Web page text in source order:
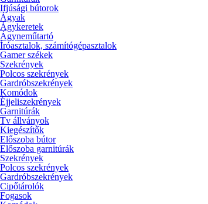
Ifjúsági bútorok
Ágyak
Ágykeretek
Ágyneműtartó
Íróasztalok, számítógépasztalok
Gamer székek
Szekrények
Polcos szekrények
Gardróbszekrények
Komódok
Éjjeliszekrények
Garnitúrák
Tv állványok
Kiegészítők
Előszoba bútor
Előszoba garnitúrák
Szekrények
Polcos szekrények
Gardróbszekrények
Cipőtárolók
Fogasok